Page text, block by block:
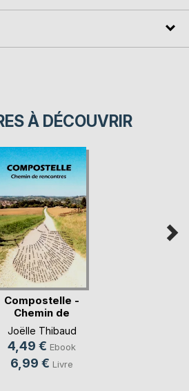
À DÉCOUVRIR
Compostelle -
Chemin de
rencontres
Joëlle Thibaud
4,49 € Ebook
6,99 € Livre